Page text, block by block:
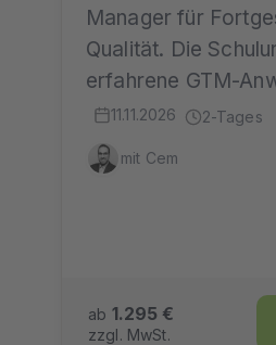
Manager für
Qualität. Die
erfahrene GTM-
11.11.2026 2-Tages
mit Cem
ab 1.295 €
zzgl. MwSt.